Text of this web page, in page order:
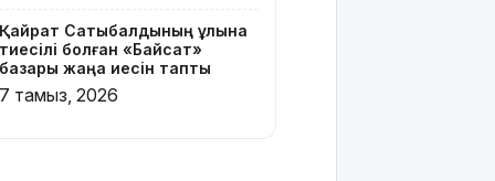
Телефон
алаяқтығының
жаңа түрі
Қайрат Сатыбалдының ұлына
тиесілі болған «Байсат»
базары жаңа иесін тапты
7 тамыз, 2026